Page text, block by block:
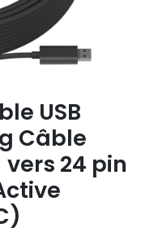
USB
Câble
vers 24 pin